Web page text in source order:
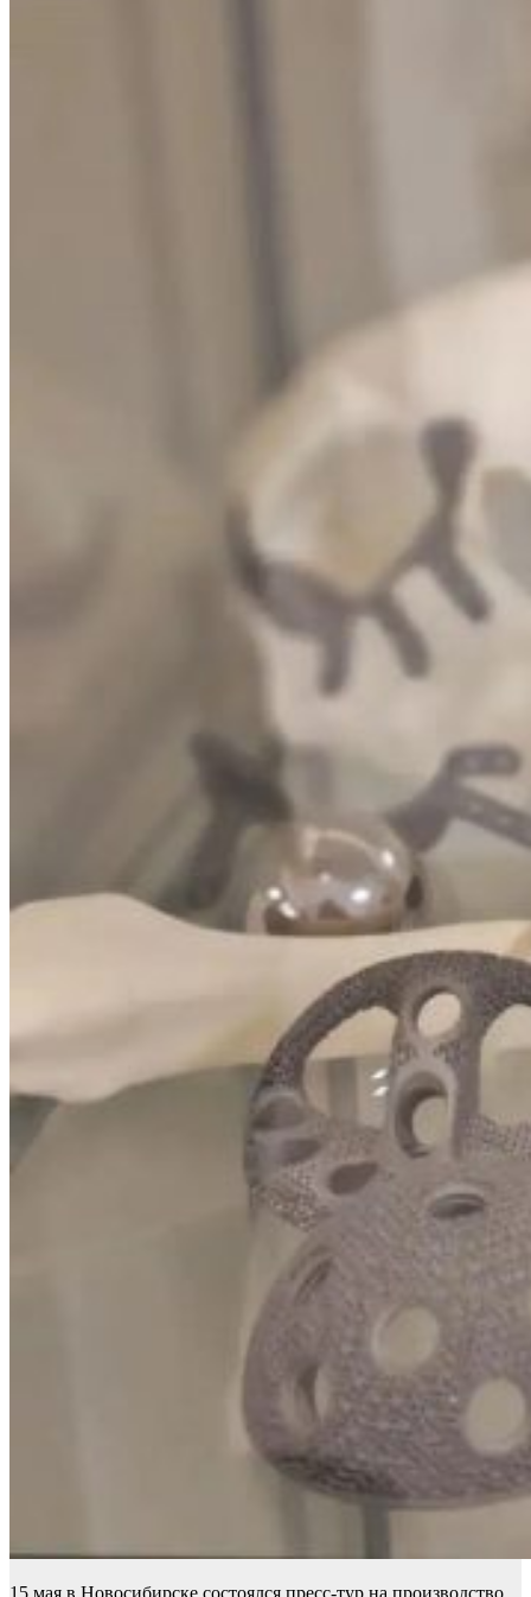
15 мая в Новосибирске состоялся пресс-тур на производство